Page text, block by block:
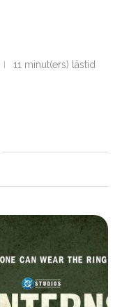
11 minut(ers) lästid